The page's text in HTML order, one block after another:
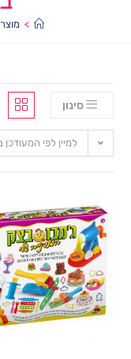
>
סינון
למיין לפי המעודכן